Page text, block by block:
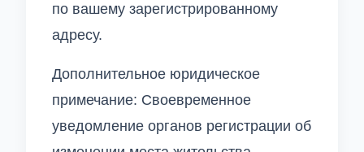
по вашему зарегистрированному
адресу.
Дополнительное юридическое
примечание: Своевременное
уведомление органов регистрации об